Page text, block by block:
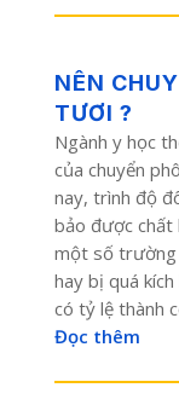
NÊN
TƯƠI ?
Ngành y học
của chuyển
nay, trình độ
bảo được
một số trường
hay bị quá
có tỷ lệ thành
Đọc thêm